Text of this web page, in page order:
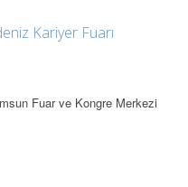
Kariyer Fuarı
Fuar ve Kongre Merkezi